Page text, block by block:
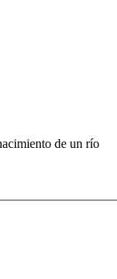
de un río